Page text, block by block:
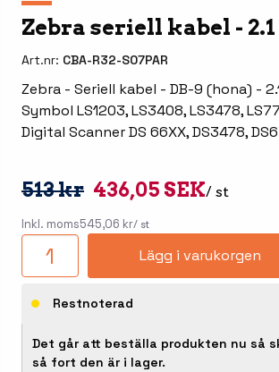
Zebra seriell kabel -
Art.nr: CBA-R32-S07PAR
Zebra - Seriell kabel - DB-9 (hona) -
Symbol LS1203, LS3408, LS3478,
Digital Scanner DS 66XX, DS3478,
513 kr 436,05 SEK/ st
Inkl. moms545,06 kr/ st
Lägg i varukorgen
Restnoterad
Det går att beställa produkten nu så
så fort den är i lager.